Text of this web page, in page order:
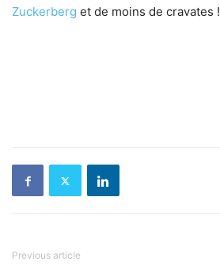
Zuckerberg et de moins de cravates !
Previous article